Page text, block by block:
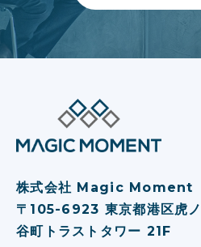
株式会社 Magic Moment
〒105-6923 東京都港区虎
⾕町トラストタワー 21F